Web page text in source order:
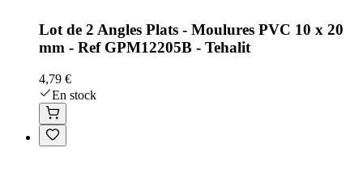
Lot de 2 Angles Plats - Moulures PVC 10 x 20
mm - Ref GPM12205B - Tehalit
4,79 €
En stock